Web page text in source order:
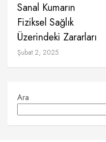
Sanal Kumarın
Fiziksel Sağlık
Üzerindeki Zararları
Şubat 2, 2025
Ara